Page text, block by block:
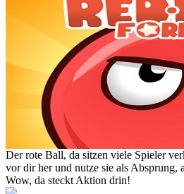
Der rote Ball, da sitzen viele Spieler
vor dir her und nutze sie als Absprung,
Wow, da steckt Aktion drin!